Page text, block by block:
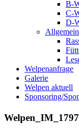
B-
C-
D-
Welpenanfrage
Galerie
Welpen aktuell
Sponsoring/